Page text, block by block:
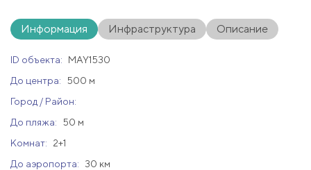
Информация Инфраструктура Описание
ID объекта:
MAY1530
До центра:
500 м
Город / Район:
До пляжа:
50 м
Комнат:
2+1
До аэропорта:
30 км